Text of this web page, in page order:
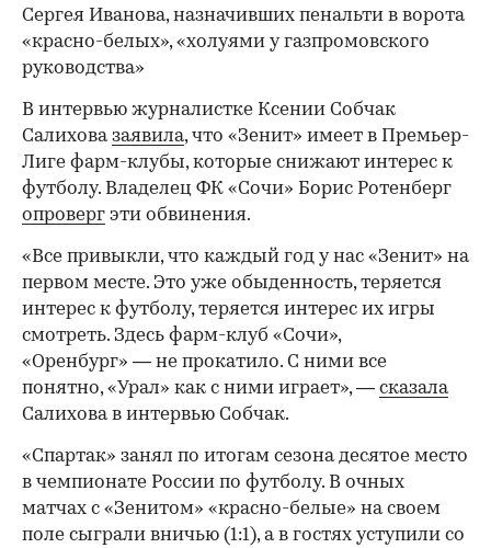
00:00 / 00:00
Сергея Иванова, назначивших пенальти в ворота
«красно-белых», «холуями у газпромовского
руководства»
В интервью журналистке Ксении Собчак
Салиховазаявила, что «Зенит» имеет в Премьер-
Лиге фарм-клубы, которые снижают интерес к
футболу. Владелец ФК «Сочи» Борис Ротенберг
опроверг эти обвинения.
«Все привыкли, что каждый год у нас «Зенит» на
первом месте. Это уже обыденность, теряется
интерес к футболу, теряется интерес их игры
смотреть. Здесь фарм-клуб «Сочи»,
«Оренбург» — не прокатило. С ними все
понятно, «Урал» как с ними играет», — сказала
Салихова в интервью Собчак.
«Спартак» занял по итогам сезона десятое место
в чемпионате России по футболу. В очных
матчах с «Зенитом» «красно-белые» на своем
поле сыграли вничью (1:1), а в гостях уступили со